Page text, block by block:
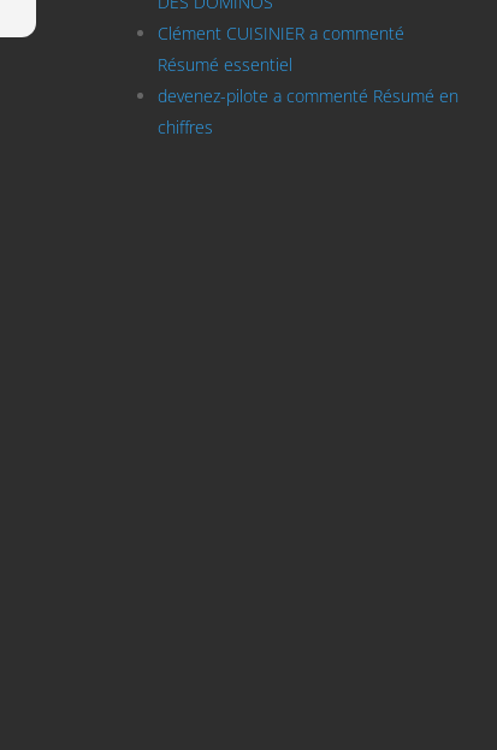
Clément CUISINIER a commenté
Résumé essentiel
devenez-pilote a commenté Résumé en
chiffres